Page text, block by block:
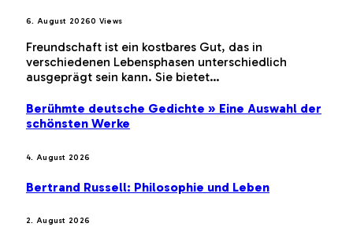
6. August 20260 Views
Freundschaft ist ein kostbares Gut, das in
verschiedenen Lebensphasen unterschiedlich
ausgeprägt sein kann. Sie bietet…
Berühmte deutsche Gedichte » Eine Auswahl der
schönsten Werke
4. August 2026
Bertrand Russell: Philosophie und Leben
2. August 2026